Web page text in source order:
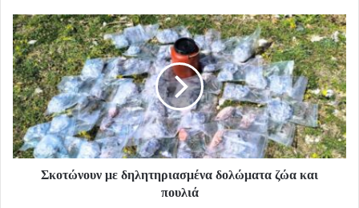
Σκοτώνουν με δηλητηριασμένα δολώματα ζώα και
πουλιά